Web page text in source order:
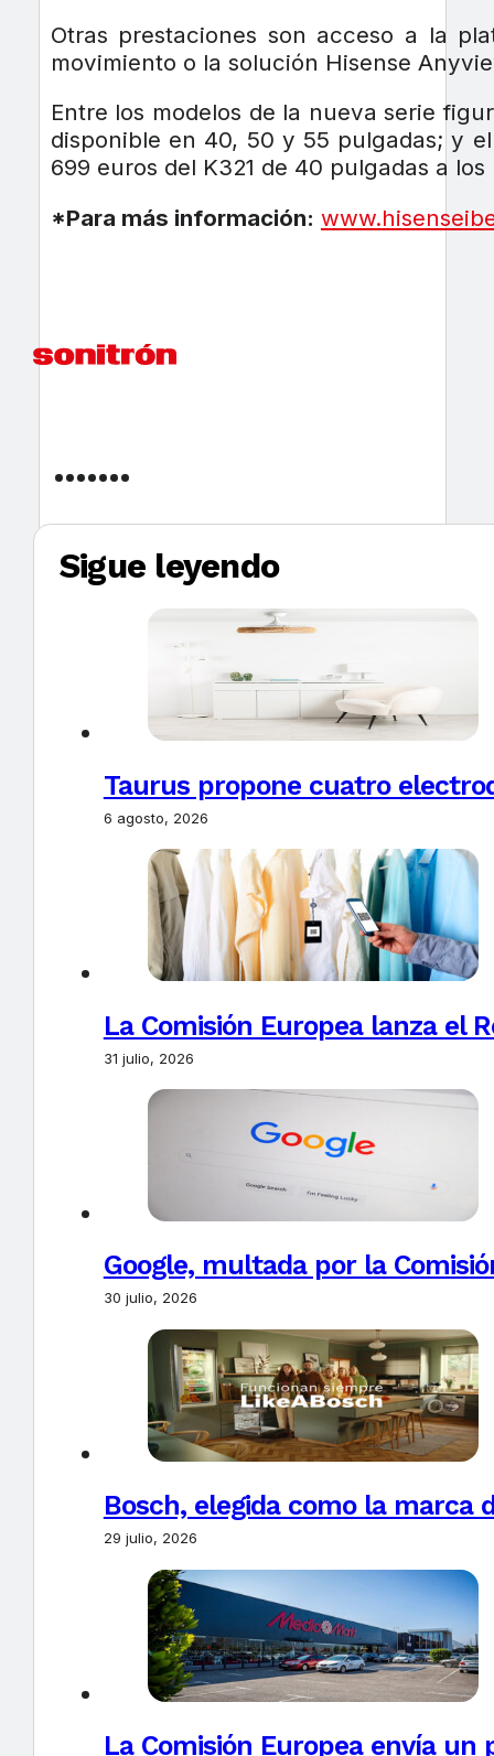
Otras prestaciones son acceso a la
movimiento o la solución Hisense
Entre los modelos de la nueva serie
disponible en 40, 50 y 55 pulgadas; y
699 euros del K321 de 40 pulgadas a
*Para más información:
Sigue leyendo
Taurus propone cuatro
6 agosto, 2026
La Comisión Europea lanza el
31 julio, 2026
Google, multada por la
30 julio, 2026
Bosch, elegida como la marca
29 julio, 2026
La Comisión Europea envía un